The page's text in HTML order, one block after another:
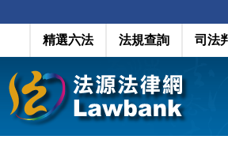
精選六法 法規查詢 司法